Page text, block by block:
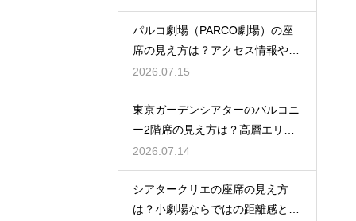
パルコ劇場（PARCO劇場）の座
席の見え方は？アクセス情報や劇
場の特徴も徹底紹介
2026.07.15
東京ガーデンシアターのバルコニ
ー2階席の見え方は？高層エリア
からの視界と音響をチェック
2026.07.14
シアタークリエの座席の見え方
は？小劇場ならではの距離感と見